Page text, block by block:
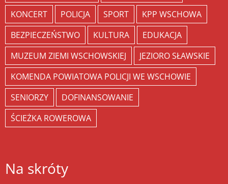
KONCERT
POLICJA SPORT
KPP WSCHOWA
BEZPIECZEŃSTWO
KULTURA
EDUKACJA
MUZEUM ZIEMI WSCHOWSKIEJ
JEZIORO SŁAWSKIE
KOMENDA POWIATOWA POLICJI WE WSCHOWIE
SENIORZY
DOFINANSOWANIE
ŚCIEŻKA ROWEROWA
Na skróty